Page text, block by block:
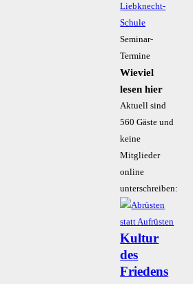
Seminar-
Termine
Wieviel
lesen hier
Aktuell sind
560 Gäste und
keine
Mitglieder
online
unterschreiben:
Kultur
des
Friedens